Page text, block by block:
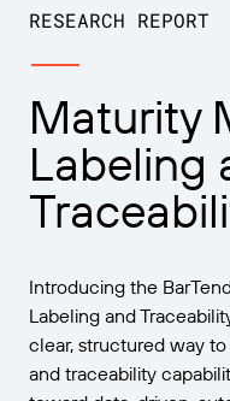
Présentation du
Logiciel
Track &
Solutions
Présentation des
Fabrication
Entrepôt
La résilience au
réponse aux
dans les chaînes
Partenaires
Développez votre
Devenez partenaire
Assistance
Centre
Essai gratuit
RESEARCH REPORT
Maturity
Labeling
Introducing the
Labeling and
clear, structured way
and traceability